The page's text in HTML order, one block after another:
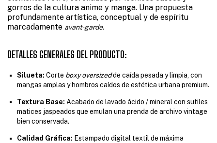
gorros de la cultura anime y manga. Una propuesta
profundamente artística, conceptual y de espíritu
marcadamente avant-garde.
DETALLES GENERALES DEL PRODUCTO:
Silueta: Corte boxy oversizedde caída pesada y limpia, con
mangas amplas y hombros caídos de estética urbana premium.
Textura Base: Acabado de lavado ácido / mineral con sutiles
matices jaspeados que emulan una prenda de archivo vintage
bien conservada.
Calidad Gráfica: Estampado digital textil de máxima